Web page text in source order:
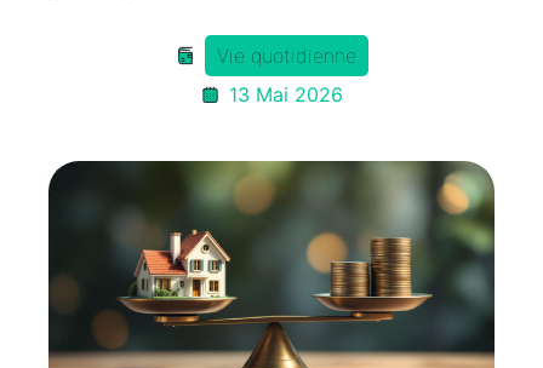
Vie quotidienne
13 Mai 2026